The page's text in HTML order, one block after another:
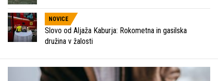
NOVICE
Slovo od Aljaža Kaburja: Rokometna in gasilska
družina v žalosti